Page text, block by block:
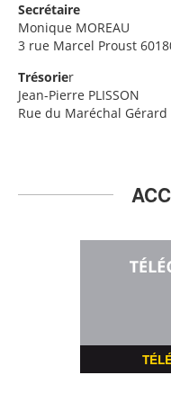
Secrétaire
Monique MOREAU
3 rue Marcel Proust
Trésorier
Jean-Pierre PLISSON
Rue du Maréchal